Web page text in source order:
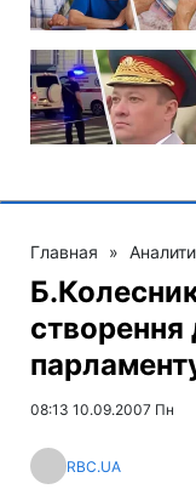
Главная »
створення
08:13 10.09.2007 Пн
RBC.UA